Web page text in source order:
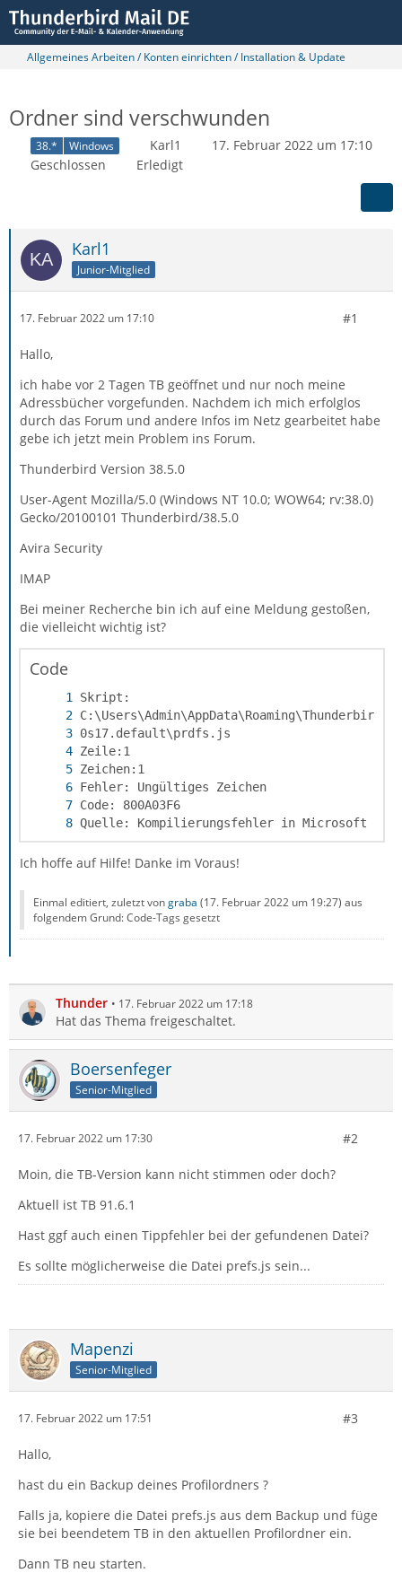
Allgemeines Arbeiten / Konten einrichten / Installation & Update
Ordner sind verschwunden
38.* Windows Karl1
17. Februar 2022 um 17:10
Geschlossen
Erledigt
Karl1
Junior-Mitglied
17. Februar 2022 um 17:10 #1
Hallo,
ich habe vor 2 Tagen TB geöffnet und nur noch meine
Adressbücher vorgefunden. Nachdem ich mich erfolglos
durch das Forum und andere Infos im Netz gearbeitet habe
gebe ich jetzt mein Problem ins Forum.
Thunderbird Version 38.5.0
User-Agent Mozilla/5.0 (Windows NT 10.0; WOW64; rv:38.0)
Gecko/20100101 Thunderbird/38.5.0
Avira Security
IMAP
Bei meiner Recherche bin ich auf eine Meldung gestoßen,
die vielleicht wichtig ist?
Code
Quelle: Kompilierungsfehler in Microsoft
Ich hoffe auf Hilfe! Danke im Voraus!
Einmal editiert, zuletzt vongraba (17. Februar 2022 um 19:27) aus
folgendem Grund: Code-Tags gesetzt
Thunder 17. Februar 2022 um 17:18
Hat das Thema freigeschaltet.
Boersenfeger
Senior-Mitglied
17. Februar 2022 um 17:30 #2
Moin, die TB-Version kann nicht stimmen oder doch?
Aktuell ist TB 91.6.1
Hast ggf auch einen Tippfehler bei der gefundenen Datei?
Es sollte möglicherweise die Datei prefs.js sein...
Mapenzi
Senior-Mitglied
17. Februar 2022 um 17:51 #3
Hallo,
hast du ein Backup deines Profilordners ?
Falls ja, kopiere die Datei prefs.js aus dem Backup und füge
sie bei beendetem TB in den aktuellen Profilordner ein.
Dann TB neu starten.